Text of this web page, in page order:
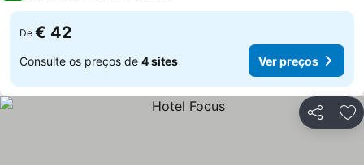
De € 42
Consulte os preços de 4 sites Ver preços
Partilhar